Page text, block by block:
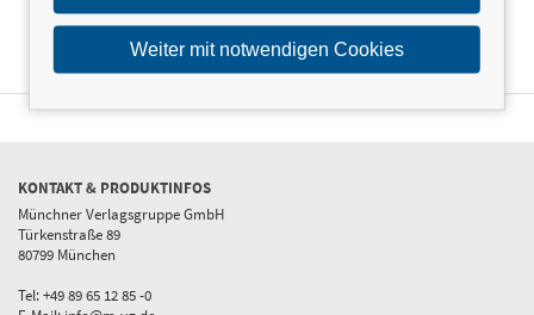
KONTAKT & PRODUKTINFOS
Münchner Verlagsgruppe GmbH
Türkenstraße 89
80799 München
Tel: +49 89 65 12 85 -0
Weiter mit notwendigen Cookies